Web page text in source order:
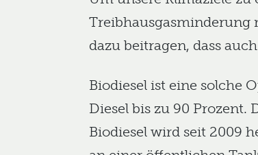
Treibhausgasminderung
dazu beitragen, dass
Biodiesel ist eine solche
Diesel bis zu 90 Prozent.
Biodiesel wird seit 2009